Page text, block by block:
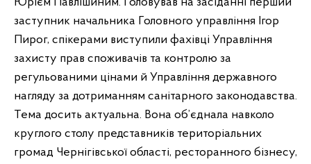
заступник начальника Головного управління Ігор
Пирог, спікерами виступили фахівці Управління
захисту прав споживачів та контролю за
регульованими цінами й Управління державного
нагляду за дотриманням санітарного законодавства.
Тема досить актуальна. Вона об’єднала навколо
круглого столу представників територіальних
громад Чернігівської області, ресторанного бізнесу,